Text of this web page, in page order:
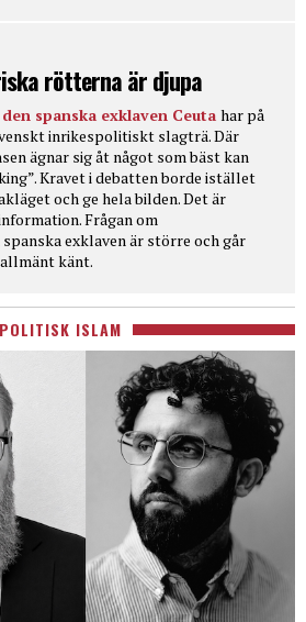
rötterna är djupa
spanska exklaven Ceuta har på
inrikespolitiskt slagträ. Där
ägnar sig åt något som bäst kan
Kravet i debatten borde istället
och ge hela bilden. Det är
Frågan om
exklaven är större och går
känt.
POLITISK ISLAM